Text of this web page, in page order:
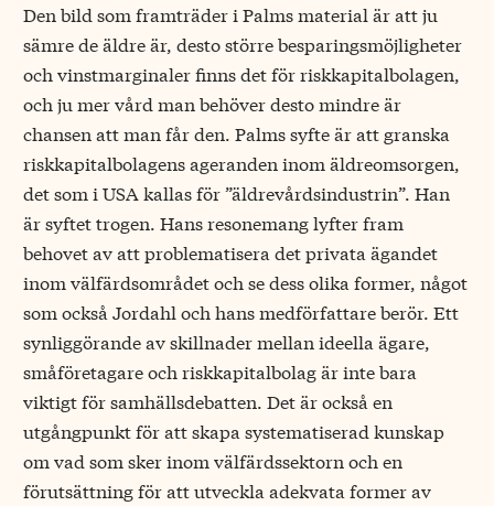
Den bild som framträder i Palms material är att ju
sämre de äldre är, desto större besparingsmöjligheter
och vinstmarginaler finns det för riskkapitalbolagen,
och ju mer vård man behöver desto mindre är
chansen att man får den. Palms syfte är att granska
riskkapitalbolagens ageranden inom äldreomsorgen,
det som i USA kallas för ”äldrevårdsindustrin”. Han
är syftet trogen. Hans resonemang lyfter fram
behovet av att problematisera det privata ägandet
inom välfärdsområdet och se dess olika former, något
som också Jordahl och hans medförfattare berör. Ett
synlig­görande av skillnader mellan ideella ägare,
småföretagare och riskkapitalbolag är inte bara
viktigt för samhällsdebatten. Det är också en
utgångpunkt för att skapa systematiserad kunskap
om vad som sker inom välfärdssektorn och en
förutsättning för att utveckla adekvata former av